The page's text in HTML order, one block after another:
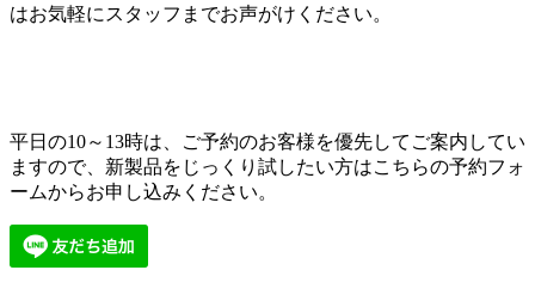
はお気軽にスタッフまでお声がけください。
平日の10～13時は、ご予約のお客様を優先してご案内してい
ますので、新製品をじっくり試したい方はこちらの予約フォ
ームからお申し込みください。